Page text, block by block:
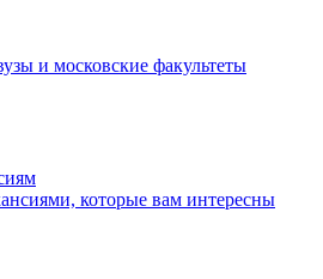
и московские факультеты
которые вам интересны